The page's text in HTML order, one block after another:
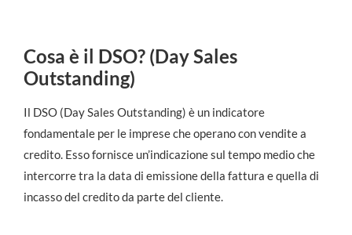
Cosa è il DSO? (Day Sales
Outstanding)
Il DSO (Day Sales Outstanding) è un indicatore
fondamentale per le imprese che operano con vendite a
credito. Esso fornisce un’indicazione sul tempo medio che
intercorre tra la data di emissione della fattura e quella di
incasso del credito da parte del cliente.